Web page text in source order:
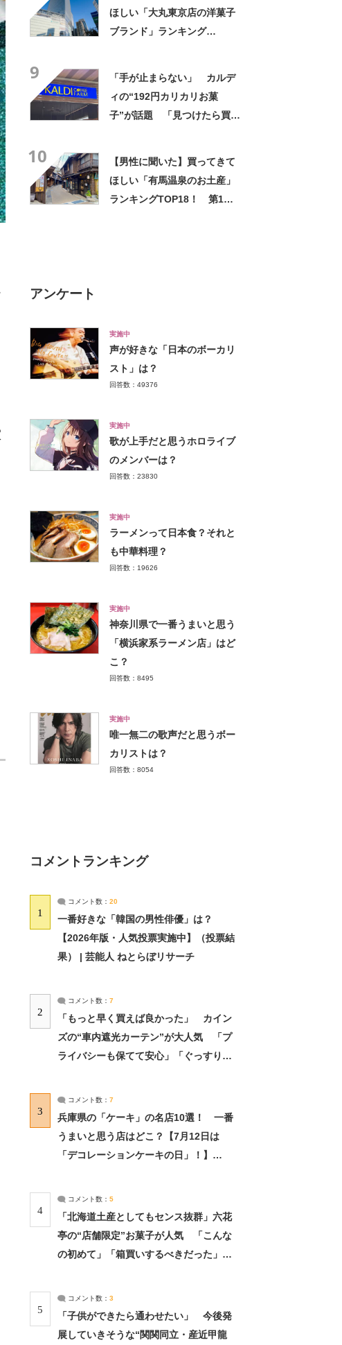
ほしい「大丸東京店の洋菓子
ブランド」ランキング
9
「手が止まらない」 カルデ
ィの“192円カリカリお菓
子”が話題 「見つけたら買う
10
【男性に聞いた】買ってきて
ほしい「有馬温泉のお土産」
ランキングTOP18！ 第1位
アンケート
実施中
声が好きな「日本のボーカリ
スト」は？
回答数：49376
実施中
歌が上手だと思うホロライブ
のメンバーは？
回答数：23830
実施中
ラーメンって日本食？それと
も中華料理？
回答数：19626
実施中
神奈川県で一番うまいと思う
「横浜家系ラーメン店」はど
こ？
回答数：8495
実施中
唯一無二の歌声だと思うボー
カリストは？
回答数：8054
コメントランキング
1
コメント数： 20
一番好きな「韓国の男性俳優」は？
【2026年版・人気投票実施中】（投票結
果） | 芸能人 ねとらぼリサーチ
2
コメント数： 7
「もっと早く買えば良かった」 カイン
ズの“車内遮光カーテン”が大人気 「プ
ライバシーも保てて安心」「ぐっすり眠
3
コメント数： 7
兵庫県の「ケーキ」の名店10選！ 一番
うまいと思う店はどこ？【7月12日は
「デコレーションケーキの日」！】
4
コメント数： 5
「北海道土産としてもセンス抜群」六花
亭の“店舗限定”お菓子が人気 「こんな
の初めて」「箱買いするべきだった」
5
コメント数： 3
「子供ができたら通わせたい」 今後発
展していきそうな“関関同立・産近甲龍